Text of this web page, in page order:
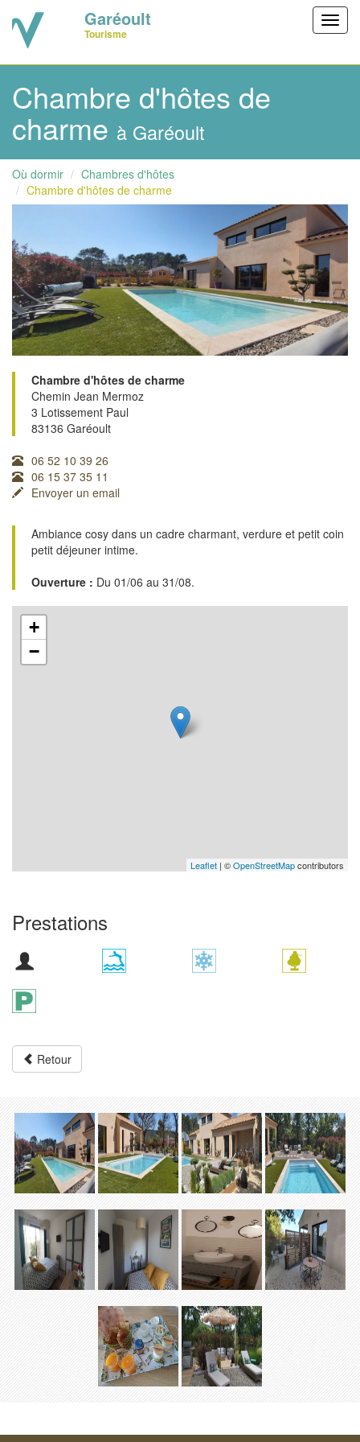
Garéoult
Tourisme
Chambre d'hôtes de
charme à Garéoult
Où dormir
Chambres d'hôtes
Chambre d'hôtes de charme
Chambre d'hôtes de charme
Chemin Jean Mermoz
3 Lotissement Paul
83136 Garéoult
06 52 10 39 26
06 15 37 35 11
Envoyer un email
Ambiance cosy dans un cadre charmant, verdure et petit coin
petit déjeuner intime.
Ouverture : Du 01/06 au 31/08.
+
−
Leaflet | ©OpenStreetMapcontributors
Prestations
Retour